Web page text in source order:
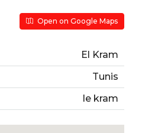
Open on Google Maps
El Kram
Tunis
le kram